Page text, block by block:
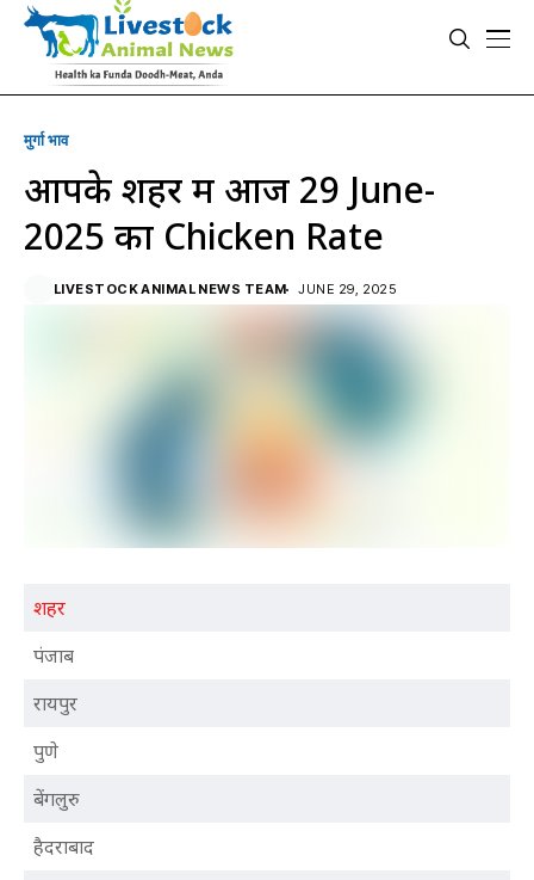
मुर्गा भाव
आपके शहर में आज 29 June-
2025 का Chicken Rate
LIVESTOCK ANIMAL NEWS TEAM JUNE 29, 2025
शहर
पंजाब
रायपुर
पुणे
बेंगलुरु
हैदराबाद